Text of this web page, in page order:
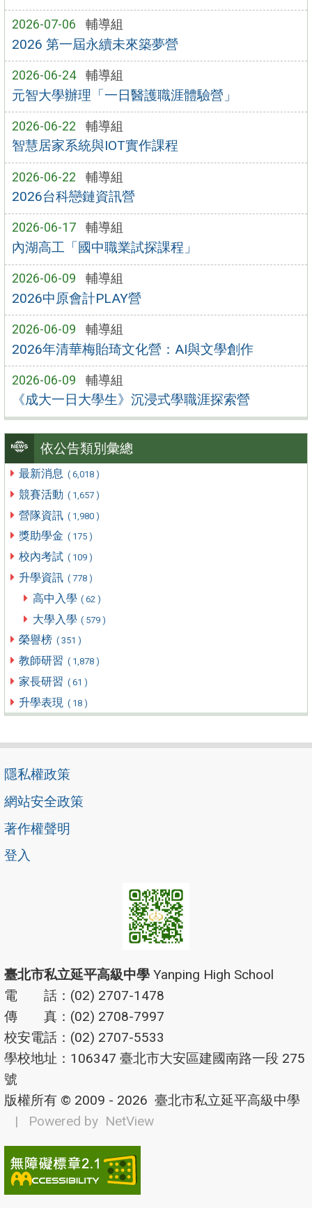
2026-07-06 輔導組
2026 第一屆永續未來築夢營
2026-06-24 輔導組
元智大學辦理「一日醫護職涯體驗營」
2026-06-22 輔導組
智慧居家系統與IOT實作課程
2026-06-22 輔導組
2026台科戀鏈資訊營
2026-06-17 輔導組
內湖高工「國中職業試探課程」
2026-06-09 輔導組
2026中原會計PLAY營
2026-06-09 輔導組
2026年清華梅貽琦文化營：AI與文學創作
2026-06-09 輔導組
《成大一日大學生》沉浸式學職涯探索營
依公告類別彙總
最新消息 ( 6,018 )
競賽活動 ( 1,657 )
營隊資訊 ( 1,980 )
獎助學金 ( 175 )
校內考試 ( 109 )
升學資訊 ( 778 )
高中入學 ( 62 )
大學入學 ( 579 )
榮譽榜 ( 351 )
教師研習 ( 1,878 )
家長研習 ( 61 )
升學表現 ( 18 )
隱私權政策
網站安全政策
著作權聲明
登入
臺北市私立延平高級中學 Yanping High School
電 話：(02) 2707-1478
傳 真：(02) 2708-7997
校安電話：(02) 2707-5533
學校地址：106347 臺北市大安區建國南路一段 275
號
版權所有 © 2009 - 2026 臺北市私立延平高級中學
| Powered by NetView